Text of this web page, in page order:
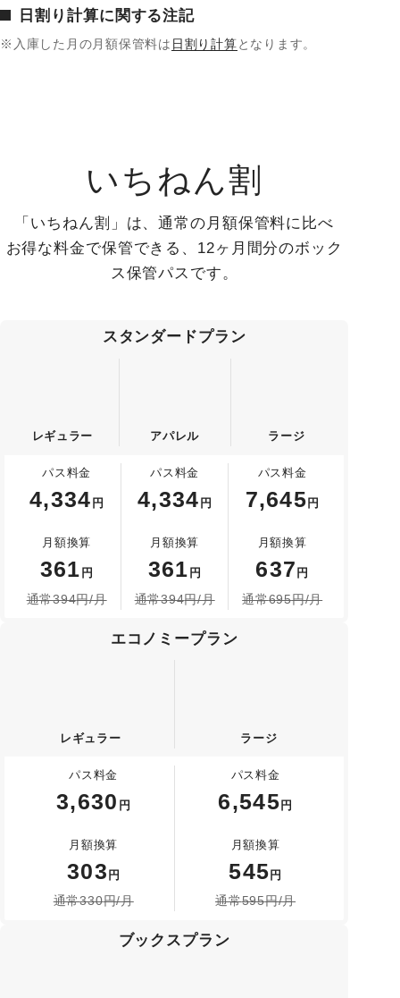
日割り計算に関する注記
※入庫した月の月額保管料は 日割り計算となります。
いちねん割
「いちねん割」は、通常の月額保管料に比べ
お得な料金で保管できる、12ヶ月間分のボック
ス保管パスです。
スタンダードプラン
レギュラー アパレル ラージ
パス料金
4,334 円
月額換算
361 円
通常394円/月
パス料金
4,334 円
月額換算
361 円
通常394円/月
パス料金
7,645 円
月額換算
637 円
通常695円/月
エコノミープラン
レギュラー ラージ
パス料金
3,630 円
月額換算
303 円
通常330円/月
パス料金
6,545 円
月額換算
545 円
通常595円/月
ブックスプラン